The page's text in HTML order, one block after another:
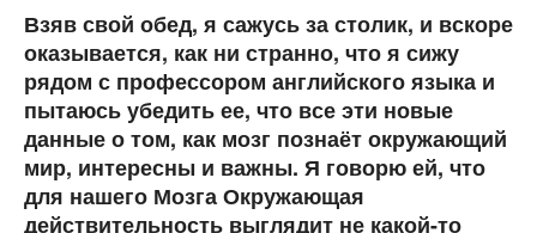
Взяв свой обед, я сажусь за столик, и вскоре
оказывается, как ни странно, что я сижу
рядом с профессором английского языка и
пытаюсь убедить ее, что все эти новые
данные о том, как мозг познаёт окружающий
мир, интересны и важны. Я го­ворю ей, что
для нашего Мозга Окружающая
действительность выглядит не какой-то